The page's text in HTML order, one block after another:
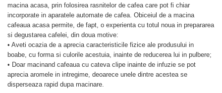
macina acasa, prin folosirea rasnitelor de cafea care pot fi chiar
incorporate in aparatele automate de cafea. Obiceiul de a macina
cafeaua acasa permite, de fapt, o experienta cu totul noua in prepararea
si degustarea cafelei, din doua motive:
• Aveti ocazia de a aprecia caracteristicile fizice ale produsului in
boabe, cu forma si culorile acestuia, inainte de reducerea lui in pulbere;
• Doar macinand cafeaua cu cateva clipe inainte de infuzie se pot
aprecia aromele in intregime, deoarece unele dintre acestea se
disperseaza rapid dupa macinare.